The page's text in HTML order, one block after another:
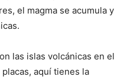
el magma se acumula y
las islas volcánicas en el
aquí tienes la